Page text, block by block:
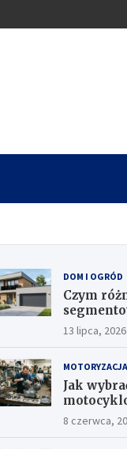
DOM I OGRÓD
Czym
13 lipca, 2026
MOTORYZACJA
Jak
8 czerwca,